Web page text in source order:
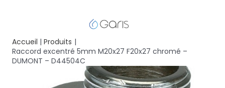
Accueil
Produits
Raccord excentré 5mm M20x27 F20x27 chromé –
DUMONT – D44504C